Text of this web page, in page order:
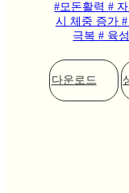
#모돈활력#
시 체중 증가
극복# 육
다운로드